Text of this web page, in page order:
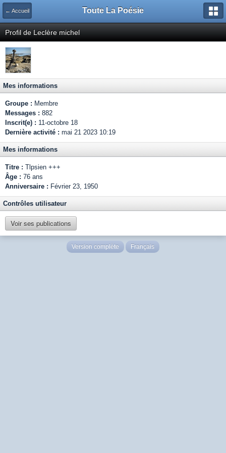
← Accueil Toute La Poésie
Profil de Leclère michel
Mes informations
Groupe : Membre
Messages : 882
Inscrit(e) : 11-octobre 18
Dernière activité : mai 21 2023 10:19
Mes informations
Titre : Tlpsien +++
Âge : 76 ans
Anniversaire : Février 23, 1950
Contrôles utilisateur
Voir ses publications
Version complète Français